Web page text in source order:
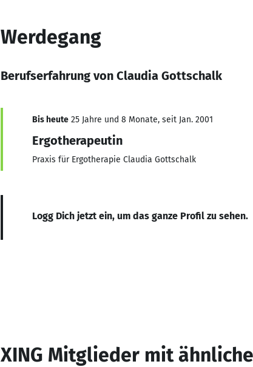
Werdegang
Berufserfahrung von Claudia Gottschalk
Bis heute 25 Jahre und 8 Monate, seit Jan. 2001
Ergotherapeutin
Praxis für Ergotherapie Claudia Gottschalk
Logg Dich jetzt ein, um das ganze Profil zu sehen.
XING Mitglieder mit